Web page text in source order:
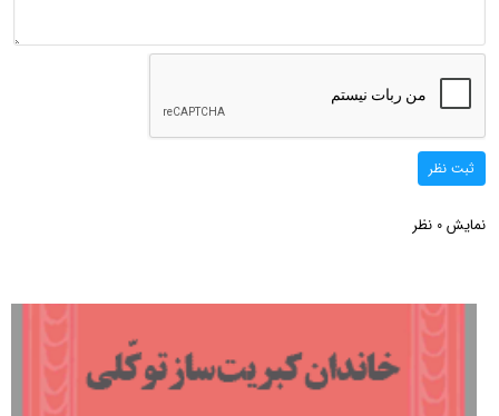
ثبت نظر
نمایش 0 نظر